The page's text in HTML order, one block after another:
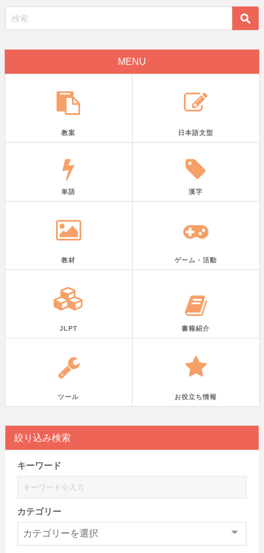
MENU
教案 日本語文型
単語 漢字
教材 ゲーム・活動
JLPT 書籍紹介
ツール お役立ち情報
絞り込み検索
キーワード
カテゴリー